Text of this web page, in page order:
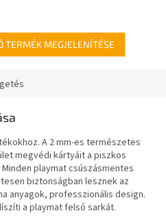
TERMÉK MEGJELENÍTÉSE
A 2 mm-es természetes
megvédi kártyáit a piszkos
playmat csúszásmentes
biztonságban lesznek az
anyagok, professzionális design.
a playmat felső sarkát.